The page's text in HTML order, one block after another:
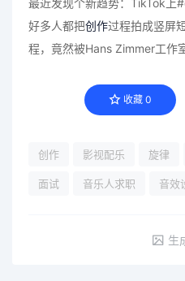
最近发现个新趋势：TikTok上
好多人都把创作过程拍成竖屏
程，竟然被Hans Zimmer工作
收藏 0
创作 影视配乐 旋律
面试 音乐人求职 音效
生